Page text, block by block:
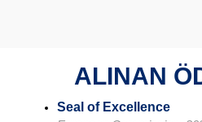
ALINAN
Seal of Excellence